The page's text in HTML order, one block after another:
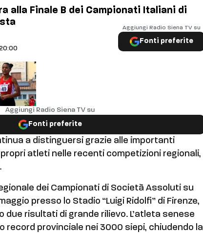
alla Finale B dei Campionati Italiani di
Aggiungi Radio Siena TV su
Fonti preferite
Aggiungi Radio Siena TV su
Fonti preferite
a distinguersi grazie alle importanti
atleti nelle recenti competizioni regionali,
dei Campionati di Società Assoluti su
presso lo Stadio “Luigi Ridolfi” di Firenze,
due risultati di grande rilievo. L’atleta senese
record provinciale nei 3000 siepi, chiudendo la